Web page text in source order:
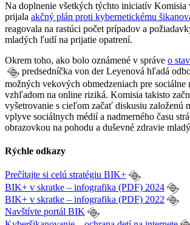
Na doplnenie všetkých týchto iniciatív Komisia
prijala akčný plán proti kybernetickému
reagovala na rastúci počet prípadov a
mladých ľudí na prijatie opatrení.
Okrem toho, ako bolo oznámené v správe o
predsedníčka von der Leyenová hľadá
možných vekových obmedzeniach pre sociálne
vzhľadom na online riziká. Komisia takisto
vyšetrovanie s cieľom začať diskusiu založenú
vplyve sociálnych médií a nadmerného času
obrazovkou na pohodu a duševné zdravie
Rýchle odkazy
Prečítajte si celú stratégiu BIK+
BIK+ v skratke – infografika (PDF) 2024
BIK+ v skratke – infografika (PDF) 2022
Navštívte portál BIK